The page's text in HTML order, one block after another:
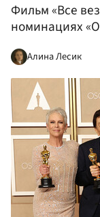
Фильм «Все
номинациях
Алина Лесик